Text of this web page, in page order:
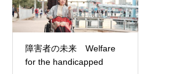
障害者の未来 Welfare
for the handicapped